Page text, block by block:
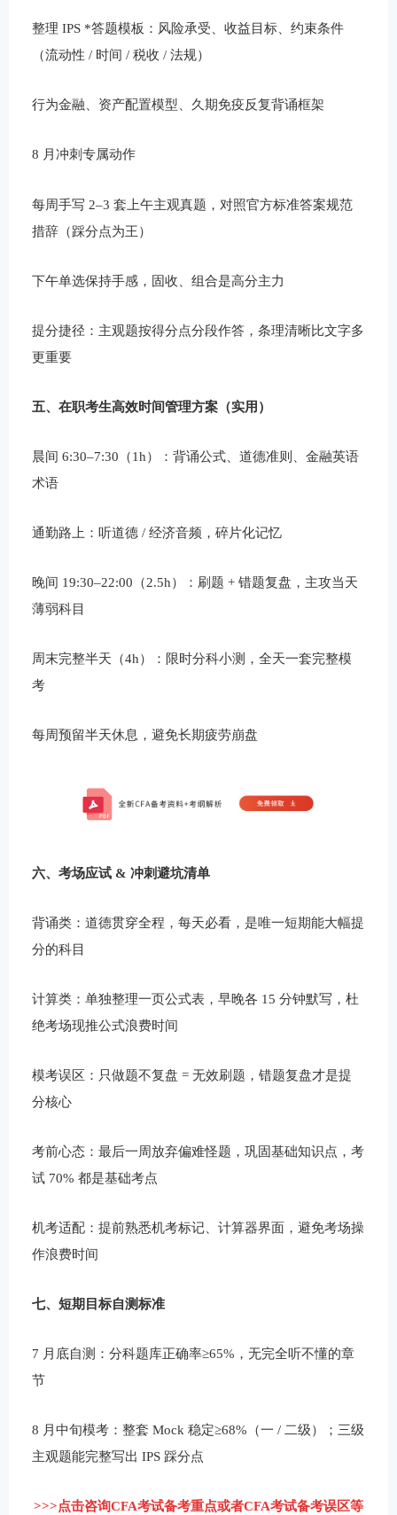
整理 IPS *答题模板：风险承受、收益目标、约束条件
（流动性 / 时间 / 税收 / 法规）
行为金融、资产配置模型、久期免疫反复背诵框架
8 月冲刺专属动作
每周手写 2–3 套上午主观真题，对照官方标准答案规范
措辞（踩分点为王）
下午单选保持手感，固收、组合是高分主力
提分捷径：主观题按得分点分段作答，条理清晰比文字多
更重要
五、在职考生高效时间管理方案（实用）
晨间 6:30–7:30（1h）：背诵公式、道德准则、金融英语
术语
通勤路上：听道德 / 经济音频，碎片化记忆
晚间 19:30–22:00（2.5h）：刷题 + 错题复盘，主攻当天
薄弱科目
周末完整半天（4h）：限时分科小测，全天一套完整模
考
每周预留半天休息，避免长期疲劳崩盘
六、考场应试 & 冲刺避坑清单
背诵类：道德贯穿全程，每天必看，是唯一短期能大幅提
分的科目
计算类：单独整理一页公式表，早晚各 15 分钟默写，杜
绝考场现推公式浪费时间
模考误区：只做题不复盘 = 无效刷题，错题复盘才是提
分核心
考前心态：最后一周放弃偏难怪题，巩固基础知识点，考
试 70% 都是基础考点
机考适配：提前熟悉机考标记、计算器界面，避免考场操
作浪费时间
七、短期目标自测标准
7 月底自测：分科题库正确率≥65%，无完全听不懂的章
节
8 月中旬模考：整套 Mock 稳定≥68%（一 / 二级）；三级
主观题能完整写出 IPS 踩分点
>>>点击咨询CFA考试备考重点或者CFA考试备考误区等